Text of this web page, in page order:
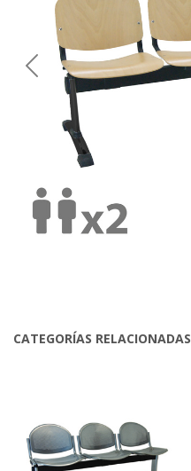
Previous
CATEGORÍAS RELACIONADAS